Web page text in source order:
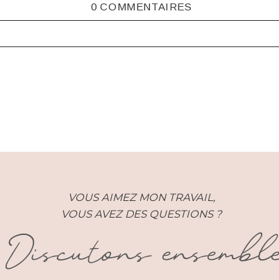
0 COMMENTAIRES
VOUS AIMEZ MON TRAVAIL,
VOUS AVEZ DES QUESTIONS ?
Discutons